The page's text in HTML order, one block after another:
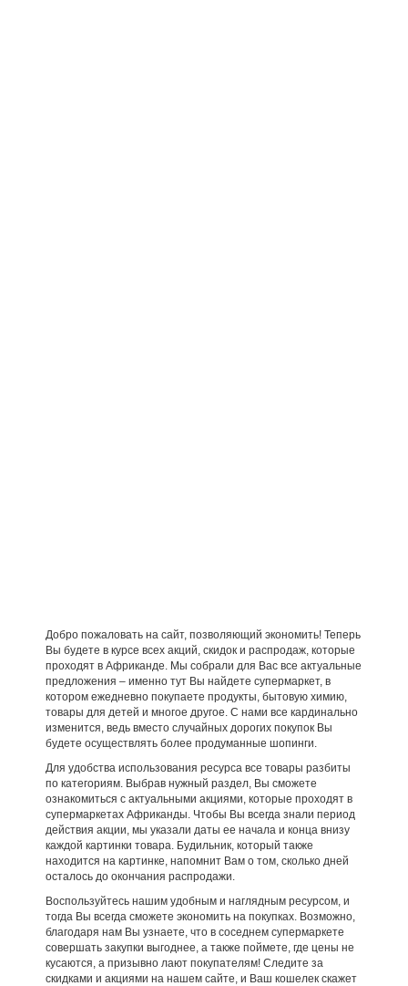
Добро пожаловать на сайт, позволяющий экономить! Теперь
Вы будете в курсе всех акций, скидок и распродаж, которые
проходят в Африканде. Мы собрали для Вас все актуальные
предложения – именно тут Вы найдете супермаркет, в
котором ежедневно покупаете продукты, бытовую химию,
товары для детей и многое другое. С нами все кардинально
изменится, ведь вместо случайных дорогих покупок Вы
будете осуществлять более продуманные шопинги.
Для удобства использования ресурса все товары разбиты
по категориям. Выбрав нужный раздел, Вы сможете
ознакомиться с актуальными акциями, которые проходят в
супермаркетах Африканды. Чтобы Вы всегда знали период
действия акции, мы указали даты ее начала и конца внизу
каждой картинки товара. Будильник, который также
находится на картинке, напомнит Вам о том, сколько дней
осталось до окончания распродажи.
Воспользуйтесь нашим удобным и наглядным ресурсом, и
тогда Вы всегда сможете экономить на покупках. Возможно,
благодаря нам Вы узнаете, что в соседнем супермаркете
совершать закупки выгоднее, а также поймете, где цены не
кусаются, а призывно лают покупателям! Следите за
скидками и акциями на нашем сайте, и Ваш кошелек скажет